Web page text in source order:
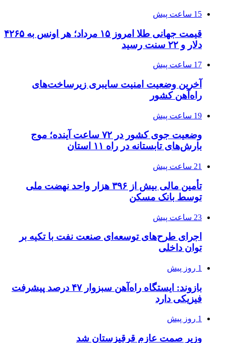
15 ساعت پیش
قیمت جهانی طلا امروز ۱۵ مرداد؛ هر اونس به ۴۲۶۵
دلار و ۲۲ سنت رسید
17 ساعت پیش
آخرین وضعیت امنیت سایبری زیرساخت‌های
راه‌آهن کشور
19 ساعت پیش
وضعیت جوی کشور در ۷۲ ساعت آینده؛ موج
بارش‌های تابستانه در راه ۱۱ استان
21 ساعت پیش
تأمین مالی بیش از ۳۹۶ هزار واحد نهضت ملی
توسط بانک مسکن
23 ساعت پیش
اجرای طرح‌های توسعه‌ای صنعت نفت با تکیه بر
توان داخلی
1 روز پیش
بازوند: ایستگاه راه‌آهن سبزوار ۴۷ درصد پیشرفت
فیزیکی دارد
1 روز پیش
وزیر صمت عازم قرقیزستان شد